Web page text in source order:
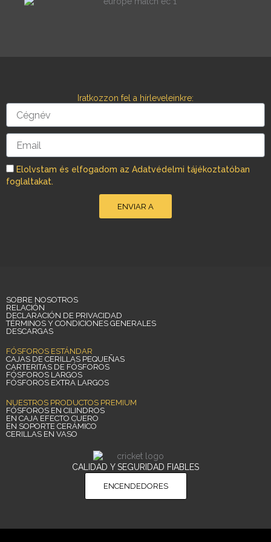
o
k
a
m
Iratkozzon fel a hírleveleinkre:
Cégnév
Email
Elolvstam és elfogadom az Adatvédelmi tájékoztatóban
foglaltakat.
ENVIAR A
SOBRE NOSOTROS
RELACIÓN
DECLARACIÓN DE PRIVACIDAD
TÉRMINOS Y CONDICIONES GENERALES
DESCARGAS
FÓSFOROS ESTÁNDAR
CAJAS DE CERILLAS PEQUEÑAS
CARTERITAS DE FÓSFOROS
FÓSFOROS LARGOS
FÓSFOROS EXTRA LARGOS
NUESTROS PRODUCTOS PREMIUM
FÓSFOROS EN CILINDROS
EN CAJA EFECTO CUERO
EN SOPORTE CERÁMICO
CERILLAS EN VASO
CALIDAD Y SEGURIDAD FIABLES
ENCENDEDORES